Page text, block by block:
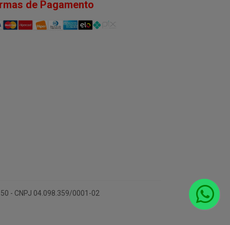
de Pagamento
- CNPJ 04.098.359/0001-02